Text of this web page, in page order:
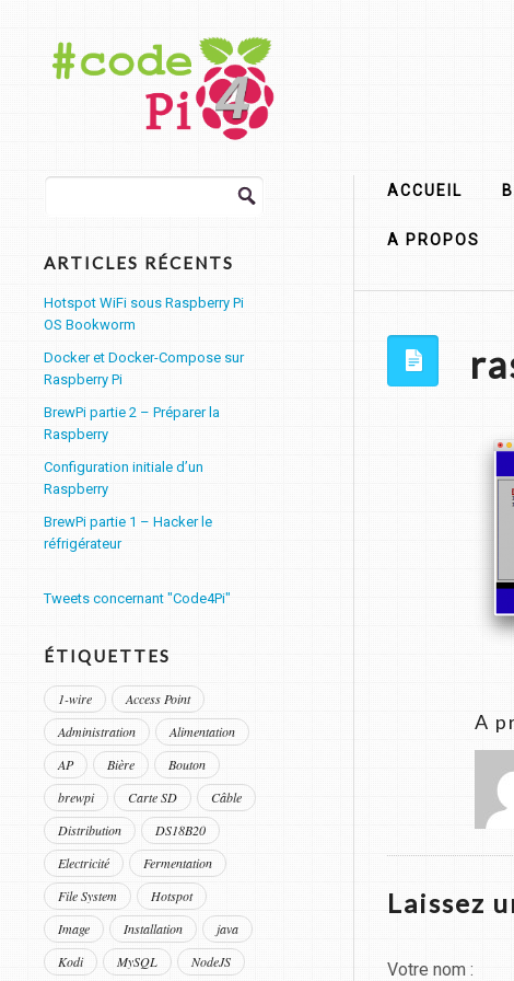
ACCUEIL
A PROPOS
A
Laissez
Votre nom :
Rechercher :
ARTICLES RÉCENTS
Hotspot WiFi sous Raspberry Pi
OS Bookworm
Docker et Docker-Compose sur
Raspberry Pi
BrewPi partie 2 – Préparer la
Raspberry
Configuration initiale d’un
Raspberry
BrewPi partie 1 – Hacker le
réfrigérateur
Tweets concernant "Code4Pi"
ÉTIQUETTES
1-wire
Access Point
Administration
Alimentation
AP
Bière
Bouton
brewpi
Carte SD
Câble
Distribution
DS18B20
Electricité
Fermentation
File System
Hotspot
Image
Installation
java
Kodi
MySQL NodeJS